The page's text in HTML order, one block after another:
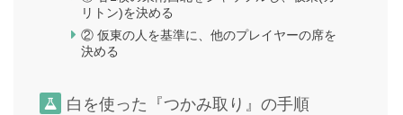
リトン)を決める
② 仮東の人を基準に、他のプレイヤーの席を
決める
白を使った『つかみ取り』の手順